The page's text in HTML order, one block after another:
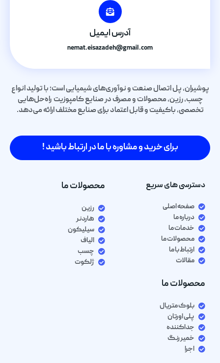
آدرس ایمیل
nemat.eisazadeh@gmail.com
پوشیران، پل اتصال صنعت و نوآوری‌های شیمیایی است؛ با تولید انواع
چسب، رزین، محصولات و مصرف در صنایع کامپوزیت راه‌حل‌هایی
تخصصی، باکیفیت و قابل اعتماد برای صنایع مختلف ارائه می‌دهد.
برای خرید و مشاوره با ما در ارتباط باشید !
دسترسی های سریع
صفحه اصلی
درباره ما
خدمات ما
محصولات ما
ارتباط با ما
مقالات
محصولات ما
رزین
هاردنر
سیلیکون
الیاف
چسب
ژلکوت
محصولات ما
بلوک متریال
پلی اورتان
جداکننده
خمیر رنگ
اجرا